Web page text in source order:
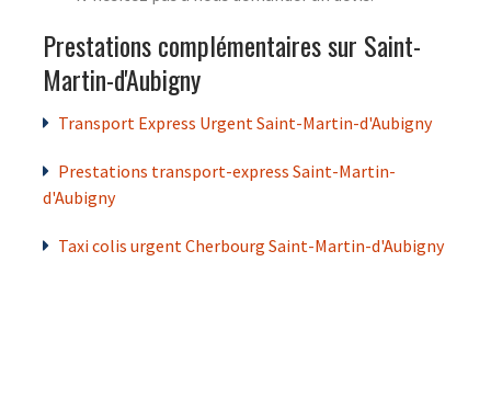
Prestations complémentaires sur Saint-
Martin-d'Aubigny
Transport Express Urgent Saint-Martin-d'Aubigny
Prestations transport-express Saint-Martin-
d'Aubigny
Taxi colis urgent Cherbourg Saint-Martin-d'Aubigny